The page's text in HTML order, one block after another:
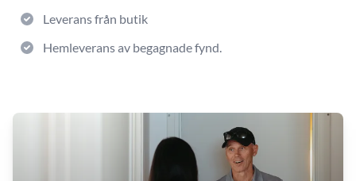
Leverans från butik
Hemleverans av begagnade fynd.